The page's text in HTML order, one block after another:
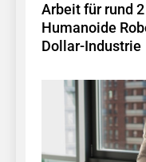
Arbeit für rund
Humanoide
Dollar-Industrie